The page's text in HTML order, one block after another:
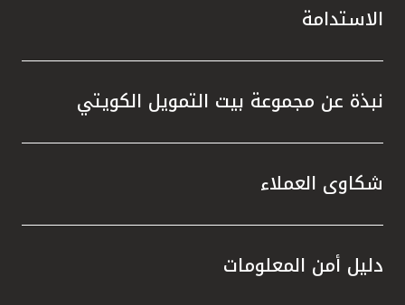
الاستدامة
نبذة عن مجموعة بيت التمويل الكويتي
شكاوى العملاء
دليل أمن المعلومات